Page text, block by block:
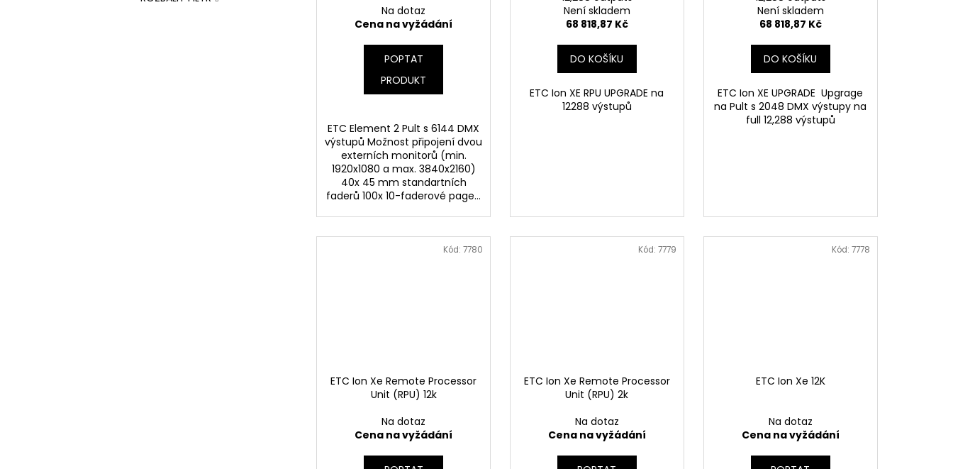
Na dotaz
Cena na vyžádání
POPTAT
PRODUKT
ETC Element 2 Pult s 6144 DMX
výstupů Možnost připojení dvou
externích monitorů (min.
1920x1080 a max. 3840x2160)
40x 45 mm standartních
faderů 100x 10-faderové page...
Není skladem
68 818,87 Kč
DO KOŠÍKU
ETC Ion XE RPU UPGRADE na
12288 výstupů
Není skladem
68 818,87 Kč
DO KOŠÍKU
ETC Ion XE UPGRADE Upgrage
na Pult s 2048 DMX výstupy na
full 12,288 výstupů
ETC Ion Xe Remote Processor
Unit (RPU) 12k
Na dotaz
Cena na vyžádání
Kód:7780
ETC Ion Xe Remote Processor
Unit (RPU) 2k
Na dotaz
Cena na vyžádání
Kód: 7779
ETC Ion Xe 12K
Na dotaz
Cena na vyžádání
Kód: 7778